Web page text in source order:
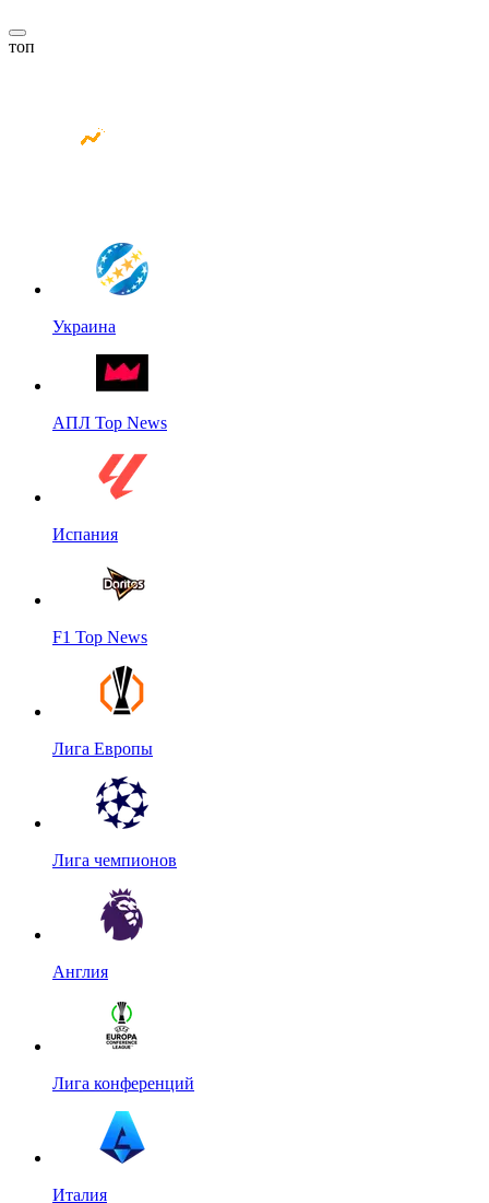
топ
Украина
АПЛ Top News
Испания
F1 Top News
Лига Европы
Лига чемпионов
Англия
Лига конференций
Италия